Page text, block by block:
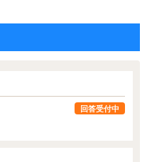
回答受付中